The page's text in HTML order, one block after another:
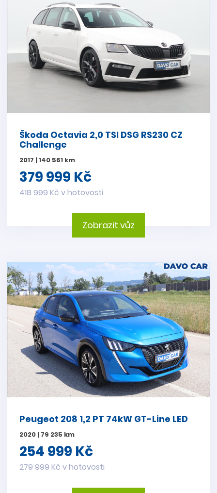
Škoda Octavia 2,0 TSI DSG RS230 CZ
Challenge
2017 | 140 561 km
379 999 Kč
418 999 Kč v hotovosti
Zobrazit vůz
Peugeot 208 1,2 PT 74kW GT-Line LED
2020 | 79 235 km
254 999 Kč
279 999 Kč v hotovosti